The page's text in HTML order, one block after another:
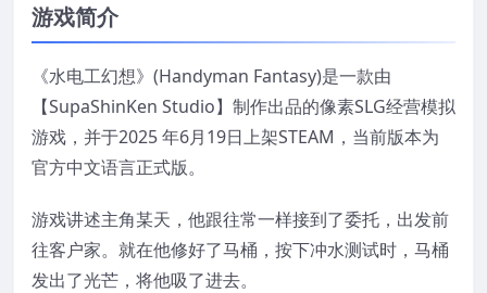
游戏简介
《水电工幻想》(Handyman Fantasy)是一款由
【SupaShinKen Studio】制作出品的像素SLG经营模拟
游戏，并于2025 年6月19日上架STEAM，当前版本为
官方中文语言正式版。
游戏讲述主角某天，他跟往常一样接到了委托，出发前
往客户家。就在他修好了马桶，按下冲水测试时，马桶
发出了光芒，将他吸了进去。